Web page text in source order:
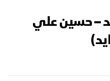
– حسين علي